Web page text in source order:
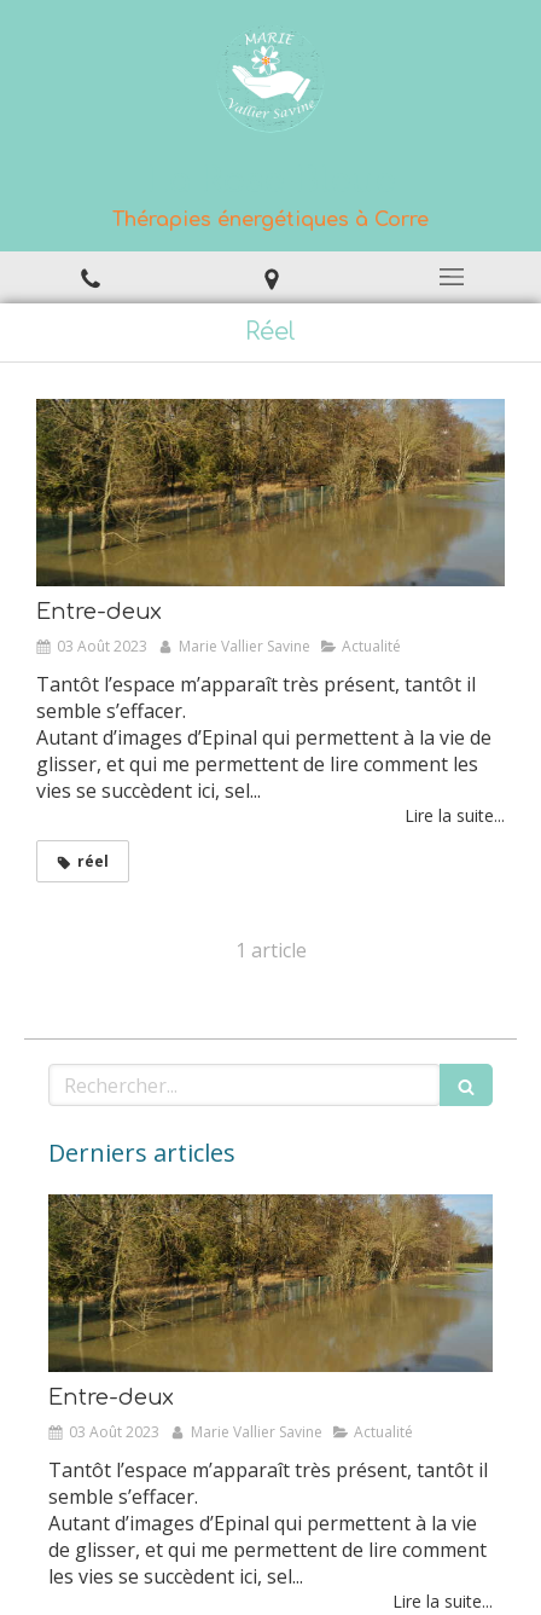
Thérapies énergétiques à Corre
Réel
Entre-deux
03 Août 2023 Marie Vallier Savine Actualité
Tantôt l’espace m’apparaît très présent, tantôt il
semble s’effacer.
Autant d’images d’Epinal qui permettent à la vie de
glisser, et qui me permettent de lire comment les
vies se succèdent ici, sel...
Lire la suite...
réel
1 article
Rechercher
Derniers articles
Entre-deux
03 Août 2023 Marie Vallier Savine Actualité
Tantôt l’espace m’apparaît très présent, tantôt il
semble s’effacer.
Autant d’images d’Epinal qui permettent à la vie
de glisser, et qui me permettent de lire comment
les vies se succèdent ici, sel...
Lire la suite...